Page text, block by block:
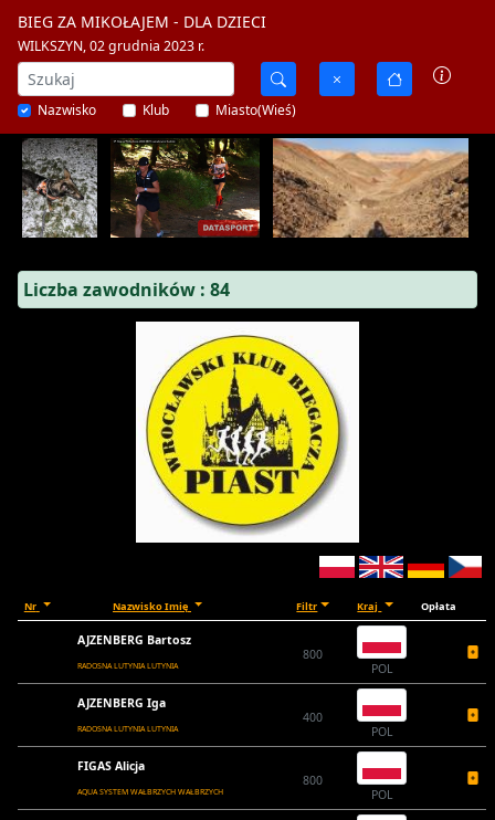
BIEG ZA MIKOŁAJEM - DLA DZIECI
WILKSZYN, 02 grudnia 2023 r.
Nazwisko Klub Miasto(Wieś)
Liczba zawodników : 84
Nr Nazwisko Imię Filtr Kraj Opłata
AJZENBERG Bartosz
RADOSNA LUTYNIA LUTYNIA
800
POL
AJZENBERG Iga
RADOSNA LUTYNIA LUTYNIA
400
POL
FIGAS Alicja
AQUA SYSTEM WAŁBRZYCH WAŁBRZYCH
800
POL